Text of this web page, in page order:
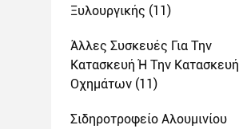
Ξυλουργικής (11)
Άλλες Συσκευές Για Την
Κατασκευή Ή Την Κατασκευή
Οχημάτων (11)
Σιδηροτροφείο Αλουμινίου